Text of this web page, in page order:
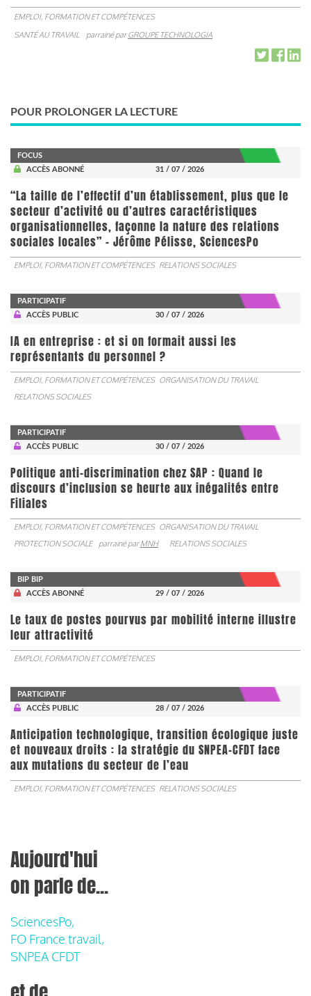
EMPLOI, FORMATION ET COMPÉTENCES
SANTÉ AU TRAVAIL
parrainé parGROUPE TECHNOLOGIA
POUR PROLONGER LA LECTURE
FOCUS
ACCÈS ABONNÉ
31 / 07 / 2026
“La taille de l’effectif d’un établissement, plus que le
secteur d’activité ou d’autres caractéristiques
organisationnelles, façonne la nature des relations
sociales locales” - Jérôme Pélisse, SciencesPo
EMPLOI, FORMATION ET COMPÉTENCES RELATIONS SOCIALES
PARTICIPATIF
ACCÈS PUBLIC
30 / 07 / 2026
IA en entreprise : et si on formait aussi les
représentants du personnel ?
EMPLOI, FORMATION ET COMPÉTENCES ORGANISATION DU TRAVAIL
RELATIONS SOCIALES
PARTICIPATIF
ACCÈS PUBLIC
30 / 07 / 2026
Politique anti-discrimination chez SAP : Quand le
discours d’inclusion se heurte aux inégalités entre
Filiales
EMPLOI, FORMATION ET COMPÉTENCES ORGANISATION DU TRAVAIL
PROTECTION SOCIALE
parrainé parMNH RELATIONS SOCIALES
BIP BIP
ACCÈS ABONNÉ
29 / 07 / 2026
Le taux de postes pourvus par mobilité interne illustre
leur attractivité
EMPLOI, FORMATION ET COMPÉTENCES
PARTICIPATIF
ACCÈS PUBLIC
28 / 07 / 2026
Anticipation technologique, transition écologique juste
et nouveaux droits : la stratégie du SNPEA-CFDT face
aux mutations du secteur de l’eau
EMPLOI, FORMATION ET COMPÉTENCES RELATIONS SOCIALES
Aujourd'hui
on parle de...
SciencesPo,
FO France travail,
SNPEA CFDT